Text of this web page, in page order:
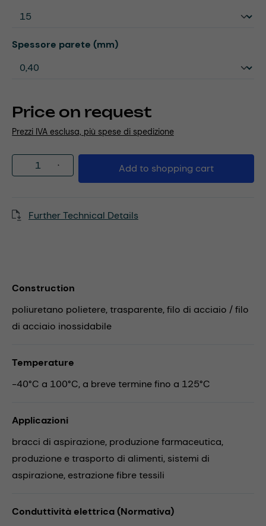
Price on request
Prezzi IVA esclusa, più spese di spedizione
Select
Spessore parete (mm)
Product Quantity: Enter the desired
Add to shopping cart
Further Technical Details
Construction
poliuretano polietere, trasparente, filo di acciaio / filo
di acciaio inossidabile
Temperature
-40°C a 100°C, a breve termine fino a 125°C
Applicazioni
bracci di aspirazione, produzione farmaceutica,
produzione e trasporto di alimenti, sistemi di
aspirazione, estrazione fibre tessili
Conduttività elettrica (Normativa)